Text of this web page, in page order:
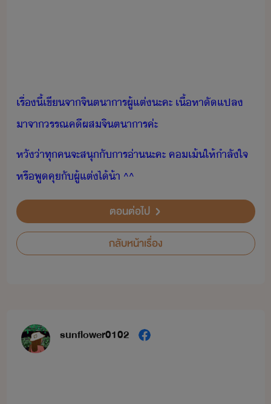
เรื่​ี้​เขี​จา​จิตาาร​ผู้แต่​ะคะ​ ​เื้หา​ัแปล​
าจา​รรณคี​ผส​จิตาาร​ค่ะ
หั​่า​ทุค​จะ​สุ​ั​าร​่า​ะคะ​ ​ค​เ้​ให้ำลัใจ​
หรื​พูคุ​ั​ผู้แต่​ไ้​้า​ ​^^
ตอนต่อไป
กลับหน้าเรื่อง
sunflower0102